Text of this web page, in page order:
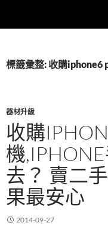
內標籤彙整: 收購iphone6
器材升級
收購
機
去？ 賣二
果最安心
2014-09-27